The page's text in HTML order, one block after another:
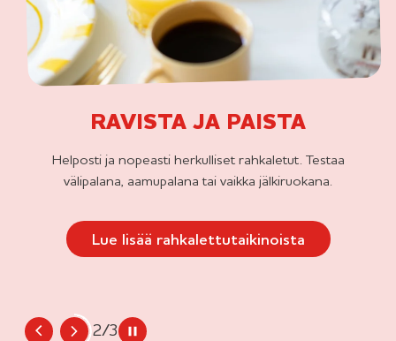
RAVISTA JA PAISTA
Helposti ja nopeasti herkulliset rahkaletut. Testaa
välipalana, aamupalana tai vaikka jälkiruokana.
Lue lisää rahkalettutaikinoista
2/3